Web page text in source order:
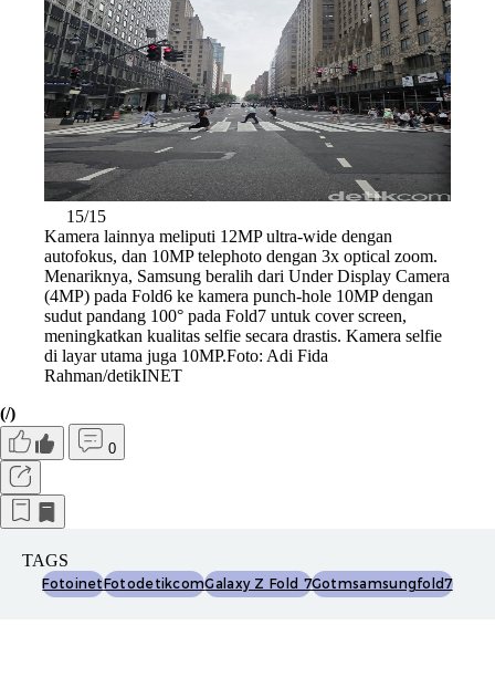
15/15
Kamera lainnya meliputi 12MP ultra-wide dengan
autofokus, dan 10MP telephoto dengan 3x optical zoom.
Menariknya, Samsung beralih dari Under Display Camera
(4MP) pada Fold6 ke kamera punch-hole 10MP dengan
sudut pandang 100° pada Fold7 untuk cover screen,
meningkatkan kualitas selfie secara drastis. Kamera selfie
di layar utama juga 10MP.Foto: Adi Fida
Rahman/detikINET
(/)
0
TAGS
FotoinetFotodetikcomGalaxy Z Fold 7Gotmsamsungfold7